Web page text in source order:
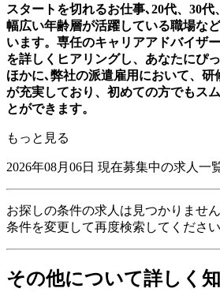
スタートを切れるお仕事､20代、30代
幅広い年齢層が活躍している職場な
います。専任のキャリアアドバイザ
を詳しくヒアリングし、あなたにぴ
ほかに､弊社の派遣雇用において、研
が充実しており、初めての方でもス
とができます。
もっと見る
2026年08月06日 現在募集中の求人一
お探しの条件の求人は見つかりません
条件を変更して再度検索してください
その他について詳しく